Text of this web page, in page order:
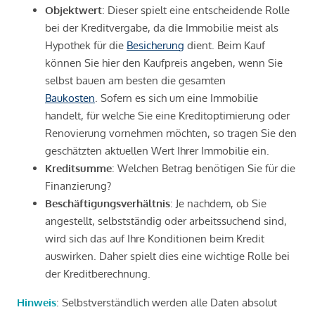
Objektwert: Dieser spielt eine entscheidende Rolle
bei der Kreditvergabe, da die Immobilie meist als
Hypothek für die Besicherung dient. Beim Kauf
können Sie hier den Kaufpreis angeben, wenn Sie
selbst bauen am besten die gesamten
Baukosten . Sofern es sich um eine Immobilie
handelt, für welche Sie eine Kreditoptimierung oder
Renovierung vornehmen möchten, so tragen Sie den
geschätzten aktuellen Wert Ihrer Immobilie ein.
Kreditsumme: Welchen Betrag benötigen Sie für die
Finanzierung?
Beschäftigungsverhältnis: Je nachdem, ob Sie
angestellt, selbstständig oder arbeitssuchend sind,
wird sich das auf Ihre Konditionen beim Kredit
auswirken. Daher spielt dies eine wichtige Rolle bei
der Kreditberechnung.
Hinweis: Selbstverständlich werden alle Daten absolut